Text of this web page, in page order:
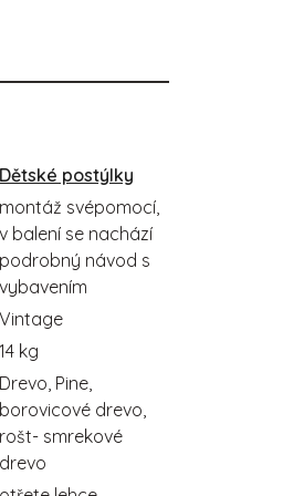
Dětské postýlky
montáž svépomocí,
v balení se nachází
podrobný návod s
vybavením
Vintage
14 kg
Drevo, Pine,
borovicové drevo,
rošt- smrekové
drevo